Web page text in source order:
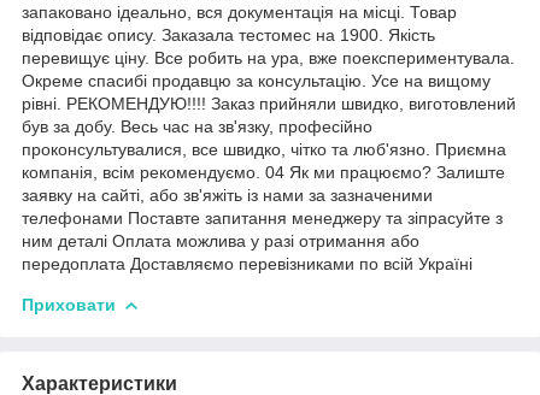
запаковано ідеально, вся документація на місці. Товар
відповідає опису. Заказала тестомес на 1900. Якість
перевищує ціну. Все робить на ура, вже поекспериментувала.
Окреме спасибі продавцю за консультацію. Усе на вищому
рівні. РЕКОМЕНДУЮ!!!! Заказ прийняли швидко, виготовлений
був за добу. Весь час на зв'язку, професійно
проконсультувалися, все швидко, чітко та люб'язно. Приємна
компанія, всім рекомендуємо. 04 Як ми працюємо? Залиште
заявку на сайті, або зв'яжіть із нами за зазначеними
телефонами Поставте запитання менеджеру та зіпрасуйте з
ним деталі Оплата можлива у разі отримання або
передоплата Доставляємо перевізниками по всій Україні
Приховати
Характеристики